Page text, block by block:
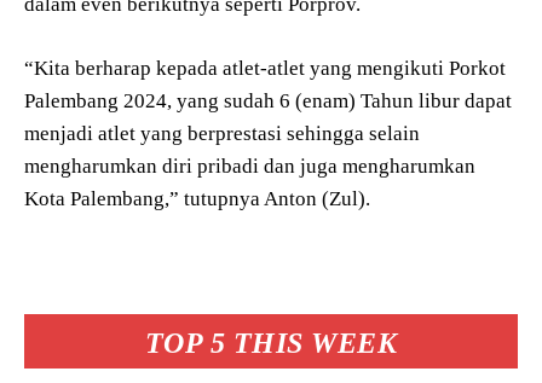
TOP 5 THIS WEEK
“Kita berharap kepada atlet-atlet yang mengikuti Porkot
Palembang 2024, yang sudah 6 (enam) Tahun libur dapat
menjadi atlet yang berprestasi sehingga selain
mengharumkan diri pribadi dan juga mengharumkan
Kota Palembang,” tutupnya Anton (Zul).